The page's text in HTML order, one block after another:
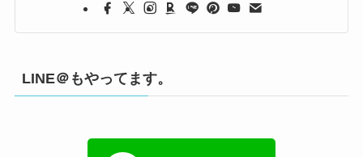
LINE＠もやってます。